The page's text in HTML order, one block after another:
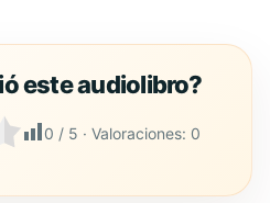
0 / 5 · Valoraciones: 0